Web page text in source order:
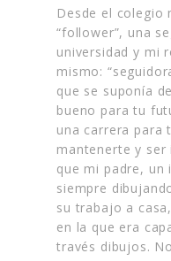
Desde el colegio
“follower”, una
universidad y mi
mismo:
que se suponía
bueno para tu
una carrera para
mantenerte y ser
que mi padre, un
siempre
su trabajo a
en la que era
través dibujos.